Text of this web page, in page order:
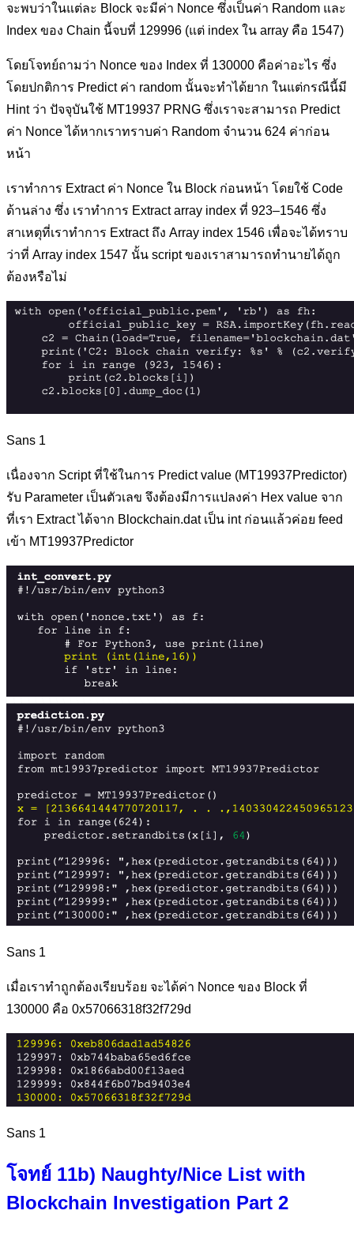
จะพบว่าในแต่ละ Block จะมีค่า Nonce ซึ่งเป็นค่า Random และ
Index ของ Chain นี้จบที่ 129996 (แต่ index ใน array คือ 1547)
โดยโจทย์ถามว่า Nonce ของ Index ที่ 130000 คือค่าอะไร ซึ่ง
โดยปกติการ Predict ค่า random นั้นจะทำได้ยาก ในแต่กรณีนี้มี
Hint ว่า ปัจจุบันใช้ MT19937 PRNG ซึ่งเราจะสามารถ Predict
ค่า Nonce ได้หากเราทราบค่า Random จำนวน 624 ค่าก่อน
หน้า
เราทำการ Extract ค่า Nonce ใน Block ก่อนหน้า โดยใช้ Code
ด้านล่าง ซึ่ง เราทำการ Extract array index ที่ 923–1546 ซึ่ง
สาเหตุที่เราทำการ Extract ถึง Array index 1546 เพื่อจะได้ทราบ
ว่าที่ Array index 1547 นั้น script ของเราสามารถทำนายได้ถูก
ต้องหรือไม่
Sans 1
เนื่องจาก Script ที่ใช้ในการ Predict value (MT19937Predictor)
รับ Parameter เป็นตัวเลข จึงต้องมีการแปลงค่า Hex value จาก
ที่เรา Extract ได้จาก Blockchain.dat เป็น int ก่อนแล้วค่อย feed
เข้า MT19937Predictor
Sans 1
เมื่อเราทำถูกต้องเรียบร้อย จะได้ค่า Nonce ของ Block ที่
130000 คือ 0x57066318f32f729d
Sans 1
โจทย์ 11b) Naughty/Nice List with
Blockchain Investigation Part 2